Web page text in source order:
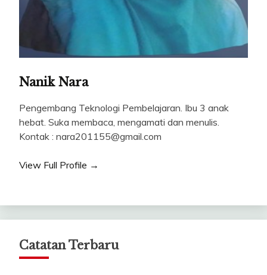
Nanik Nara
Pengembang Teknologi Pembelajaran. Ibu 3 anak
hebat. Suka membaca, mengamati dan menulis.
Kontak : nara201155@gmail.com
View Full Profile →
Catatan Terbaru